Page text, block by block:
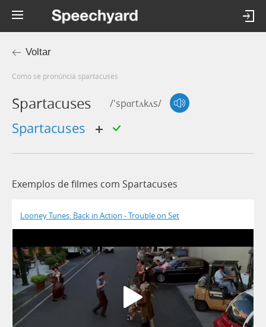
Voltar
Como se pronúncia spartacuses
Spartacuses /'spɑrtʌkʌs/
spartacuses
Exemplos de filmes com Spartacuses
Looney Tunes: Back in Action - Trouble on Set